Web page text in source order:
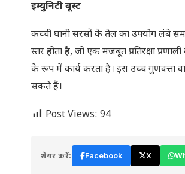
इम्युनिटी बूस्ट
कच्ची घानी सरसों के तेल का उपयोग लंबे
स्तर होता है, जो एक मजबूत प्रतिरक्षा
के रूप में कार्य करता है। इस उच्च गुणवत्ता
सकते हैं।
Post Views: 94
शेयर करें: Facebook X